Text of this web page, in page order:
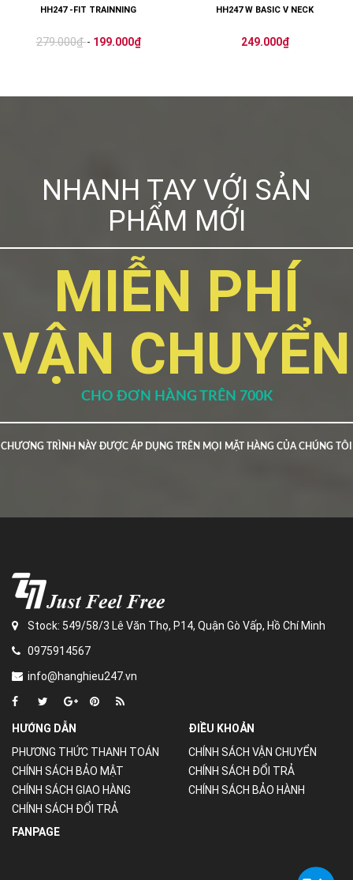
HH247 -FIT TRAINNING
279.000₫- 199.000₫
HH247 W BASIC V NECK
249.000₫
NHANH TAY VỚI SẢN
PHẨM MỚI
MIỄN PHÍ
VẬN CHUYỂN
CHO ĐƠN HÀNG TRÊN 700K
CHƯƠNG TRÌNH NÀY ĐƯỢC ÁP DỤNG TRÊN MỌI MẶT HÀNG CỦA CHÚNG TÔI
Stock: 549/58/3 Lê Văn Thọ, P14, Quận Gò Vấp, Hồ Chí Minh
0975914567
info@hanghieu247.vn
HƯỚNG DẪN
PHƯƠNG THỨC THANH TOÁN
CHÍNH SÁCH BẢO MẬT
CHÍNH SÁCH GIAO HÀNG
CHÍNH SÁCH ĐỔI TRẢ
ĐIỀU KHOẢN
CHÍNH SÁCH VẬN CHUYỂN
CHÍNH SÁCH ĐỔI TRẢ
CHÍNH SÁCH BẢO HÀNH
FANPAGE